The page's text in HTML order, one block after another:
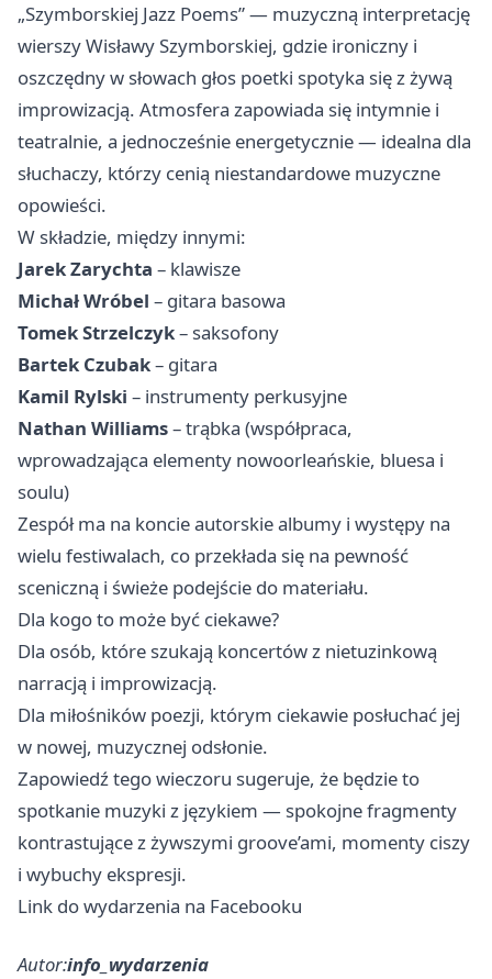
„Szymborskiej Jazz Poems” — muzyczną interpretację
wierszy Wisławy Szymborskiej, gdzie ironiczny i
oszczędny w słowach głos poetki spotyka się z żywą
improwizacją. Atmosfera zapowiada się intymnie i
teatralnie, a jednocześnie energetycznie — idealna dla
słuchaczy, którzy cenią niestandardowe muzyczne
opowieści.
W składzie, między innymi:
Jarek Zarychta – klawisze
Michał Wróbel – gitara basowa
Tomek Strzelczyk– saksofony
Bartek Czubak– gitara
Kamil Rylski – instrumenty perkusyjne
Nathan Williams– trąbka (współpraca,
wprowadzająca elementy nowoorleańskie, bluesa i
soulu)
Zespół ma na koncie autorskie albumy i występy na
wielu festiwalach, co przekłada się na pewność
sceniczną i świeże podejście do materiału.
Dla kogo to może być ciekawe?
Dla osób, które szukają koncertów z nietuzinkową
narracją i improwizacją.
Dla miłośników poezji, którym ciekawie posłuchać jej
w nowej, muzycznej odsłonie.
Zapowiedź tego wieczoru sugeruje, że będzie to
spotkanie muzyki z językiem — spokojne fragmenty
kontrastujące z żywszymi groove’ami, momenty ciszy
i wybuchy ekspresji.
Link do wydarzenia na Facebooku
Autor:info_wydarzenia